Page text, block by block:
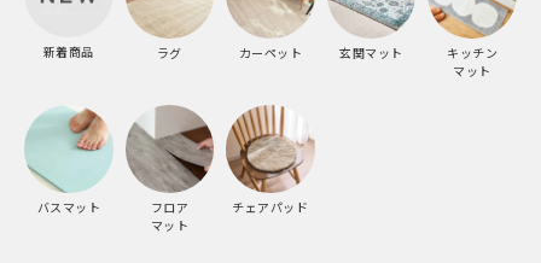
新着商品 ラグ カーペット 玄関マット
キッチン
マット
バスマット
フロア
マット
チェアパッド